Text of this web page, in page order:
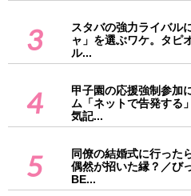
3
スタバの強力ライバル
ャ」を選ぶワケ。タピ
ル...
4
甲子園の応援強制参加
ム「ネットで告発する
気記...
5
同僚の結婚式に行った
偶然が招いた縁？／び
BE...